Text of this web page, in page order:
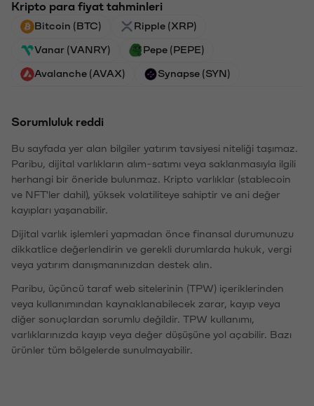
Kripto para fiyat tahminleri
Bitcoin (BTC) Ripple (XRP)
Vanar (VANRY) Pepe (PEPE)
Avalanche (AVAX) Synapse (SYN)
Sorumluluk reddi
Bu sayfada yer alan bilgiler yatırım tavsiyesi niteliği taşımaz.
Paribu, dijital varlıkların alım-satımı veya saklanmasıyla ilgili
herhangi bir öneride bulunmaz. Kripto varlıklar (stablecoin
ve NFT'ler dahil), yüksek volatiliteye sahiptir ve ani değer
kayıpları yaşanabilir.
Dijital varlık işlemleri yapmadan önce finansal durumunuzu
dikkatlice değerlendirin ve gerekli durumlarda hukuk, vergi
veya yatırım danışmanınızdan destek alın.
Paribu, üçüncü taraf web sitelerinin (TPW) içeriklerinden
veya kullanımından kaynaklanabilecek zarar, kayıp veya
diğer sonuçlardan sorumlu değildir. TPW kullanımı,
varlıklarınızda kayıp veya değer düşüşüne yol açabilir. Bazı
ürünler tüm bölgelerde sunulmayabilir.